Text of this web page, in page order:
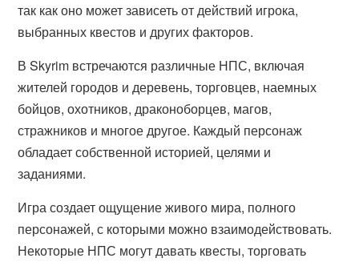
так как оно может зависеть от действий игрока,
выбранных квестов и других факторов.
В Skyrim встречаются различные НПС, включая
жителей городов и деревень, торговцев, наемных
бойцов, охотников, драконоборцев, магов,
стражников и многое другое. Каждый персонаж
обладает собственной историей, целями и
заданиями.
Игра создает ощущение живого мира, полного
персонажей, с которыми можно взаимодействовать.
Некоторые НПС могут давать квесты, торговать